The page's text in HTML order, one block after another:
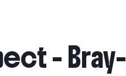
- Bray-